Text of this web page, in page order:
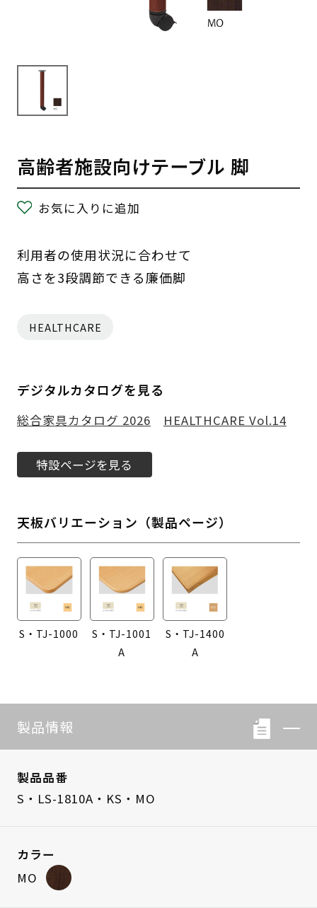
高齢者施設向けテーブル 脚
お気に入りに追加
利用者の使用状況に合わせて
高さを3段調節できる廉価脚
HEALTHCARE
デジタルカタログを見る
総合家具カタログ 2026 HEALTHCARE Vol.14
特設ページを見る
天板バリエーション（製品ページ）
S・TJ-1000
S・TJ-1001
A
S・TJ-1400
A
製品情報
製品品番
S・LS-1810A・KS・MO
カラー
MO